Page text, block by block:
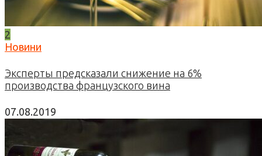
2
Новини
Эксперты предсказали снижение на 6%
производства французского вина
07.08.2019